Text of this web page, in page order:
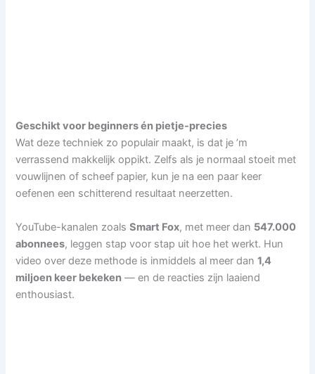
Geschikt voor beginners én pietje-precies
Wat deze techniek zo populair maakt, is dat je ’m
verrassend makkelijk oppikt. Zelfs als je normaal stoeit met
vouwlijnen of scheef papier, kun je na een paar keer
oefenen een schitterend resultaat neerzetten.
YouTube-kanalen zoalsSmart Fox, met meer dan 547.000
abonnees, leggen stap voor stap uit hoe het werkt. Hun
video over deze methode is inmiddels al meer dan1,4
miljoen keer bekeken — en de reacties zijn laaiend
enthousiast.